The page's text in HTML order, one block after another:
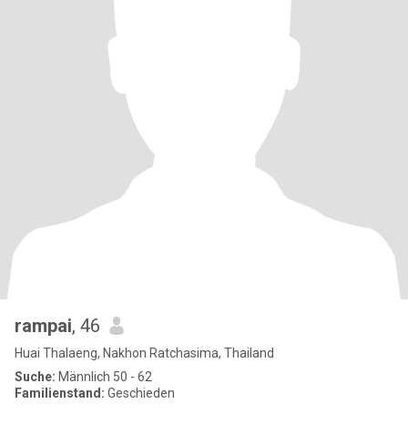
rampai, 46
Huai Thalaeng, Nakhon Ratchasima, Thailand
Suche: Männlich 50 - 62
Familienstand: Geschieden